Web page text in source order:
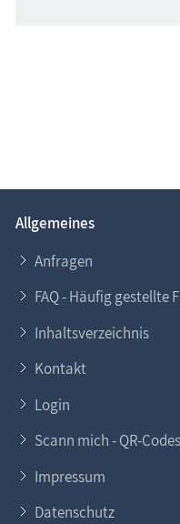
Allgemeines
Anfragen
FAQ - Häufig gestellte
Inhaltsverzeichnis
Kontakt
Login
Scann mich - QR-
Impressum
Datenschutz